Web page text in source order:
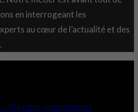
en interrogeant les
au cœur de l’actualité et des
Mag des compétences